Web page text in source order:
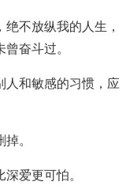
不放纵我的人生，
奋斗过。
人和敏感的习惯，应
。
爱更可怕。